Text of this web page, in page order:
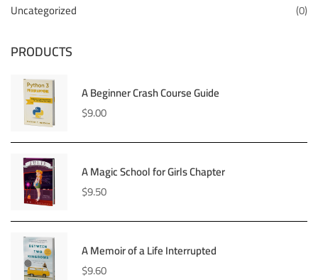
Uncategorized
(0)
PRODUCTS
A Beginner Crash Course Guide
$9.00
A Magic School for Girls Chapter
$9.50
A Memoir of a Life Interrupted
$9.60